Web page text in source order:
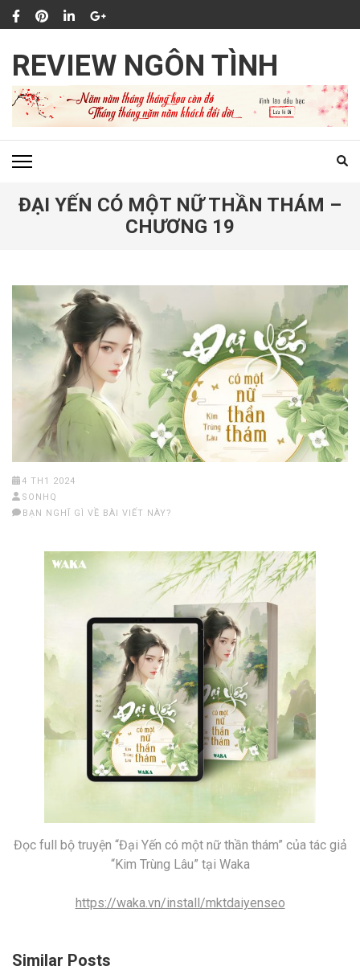
qua
nội
dung
(ấn
Enter)
REVIEW NGÔN TÌNH
ĐẠI YẾN CÓ MỘT NỮ THẦN THÁM –
CHƯƠNG 19
4 TH1 2024
SONHQ
BẠN NGHĨ GÌ VỀ BÀI VIẾT NÀY?
Đọc full bộ truyện “Đại Yến có một nữ thần thám” của tác giả
“Kim Trùng Lâu” tại Waka
https://waka.vn/install/mktdaiyenseo
Similar Posts